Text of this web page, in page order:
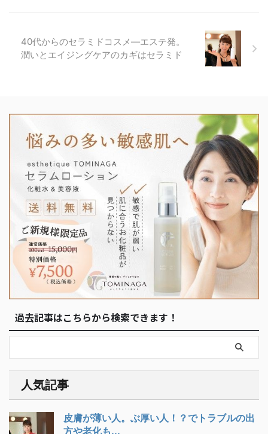
40代からのセラミドコスメ―エステ発。
潤いとエイジングケアのカギはセラミド
過去記事はこちらから検索できます！
人気記事
皮膚が薄い人。ぶ厚い人！？でトラブルの出
方や老化も...